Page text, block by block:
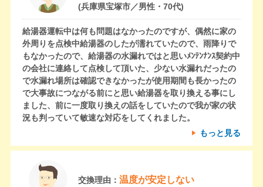
(兵庫県宝塚市／男性・70代)
給湯器運転中は何も問題はなかったのですが、偶然に家の
外周りを点検中給湯器のしたが濡れていたので、雨降りで
もなかったので、給湯器の水漏れではと思いﾒﾝﾃﾝﾅﾝｽ契約中
の会社に連絡して点検して頂いた、少ない水漏れだったの
で水漏れ場所は確認できなかったが使用期間も長かったの
で大事故につながる前にと思い給湯器を取り換える事にし
ました、前に一度取り換えの話をしていたので我が家の状
況も判っていて敏速な対応をしてくれました。
もっと見る
交換理由： 温度が安定しない